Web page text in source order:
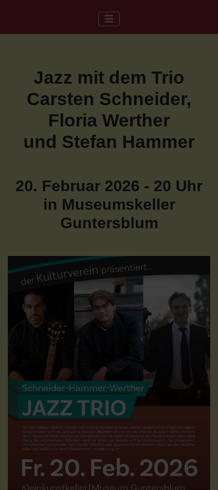
Jazz mit dem Trio
Carsten Schneider,
Floria Werther
und Stefan Hammer
20. Februar 2026 - 20 Uhr
in Museumskeller
Guntersblum